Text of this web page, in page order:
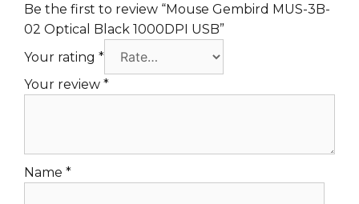
Be the first to review “Mouse Gembird MUS-3B-
02 Optical Black 1000DPI USB”
Your rating *
Your review *
Name *